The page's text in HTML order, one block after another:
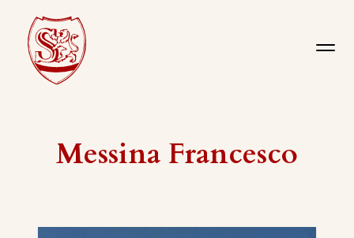
Messina Francesco